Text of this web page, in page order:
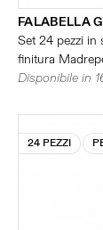
FALABELLA
Set 24 pezzi in
finitura
Disponibile in
24 PEZZI